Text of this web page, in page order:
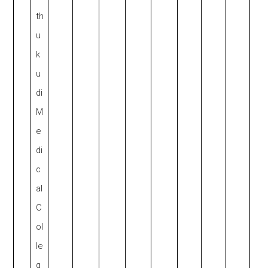
th
u
k
u
di
M
e
di
c
al
C
ol
le
g